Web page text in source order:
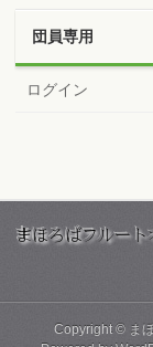
団員専用
ログイン
Copyright © ま